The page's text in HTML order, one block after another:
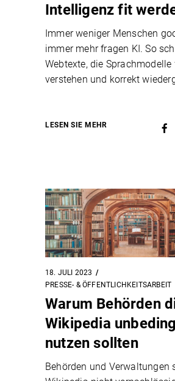
Intelligenz fit
Immer weniger Menschen
immer mehr fragen KI. So
Webtexte, die Sprachmodelle
verstehen und korrekt
LESEN SIE MEHR
18. JULI 2023
PRESSE- & ÖFFENTLICHKEITSARBEIT
Warum Behörden
Wikipedia
nutzen sollten
Behörden und Verwaltungen